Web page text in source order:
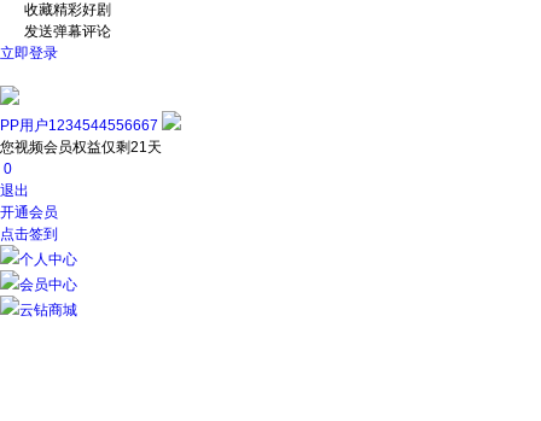
收藏精彩好剧
发送弹幕评论
立即登录
PP用户1234544556667
您视频会员权益仅剩21天
0
退出
开通会员
点击签到
个人中心
会员中心
云钻商城